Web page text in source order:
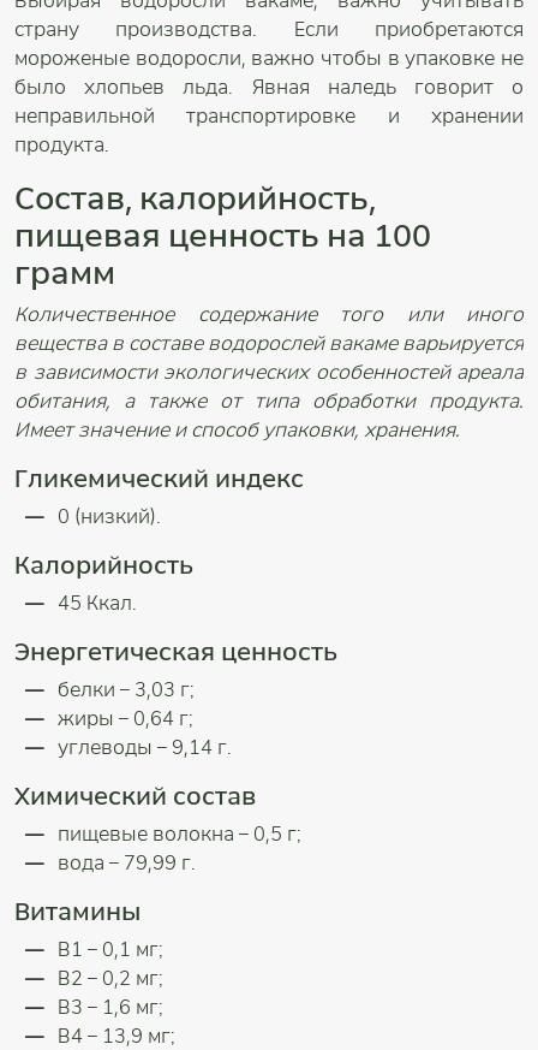
страну производства. Если приобретаются
мороженые водоросли, важно чтобы в упаковке не
было хлопьев льда. Явная наледь говорит о
неправильной транспортировке и хранении
продукта.
Состав, калорийность,
пищевая ценность на 100
грамм
Количественное содержание того или иного
вещества в составе водорослей вакаме варьируется
в зависимости экологических особенностей ареала
обитания, а также от типа обработки продукта.
Имеет значение и способ упаковки, хранения.
Гликемический индекс
0 (низкий).
Калорийность
45 Ккал.
Энергетическая ценность
белки – 3,03 г;
жиры – 0,64 г;
углеводы – 9,14 г.
Химический состав
пищевые волокна – 0,5 г;
вода – 79,99 г.
Витамины
В1 – 0,1 мг;
В2 – 0,2 мг;
В3 – 1,6 мг;
В4 – 13,9 мг;